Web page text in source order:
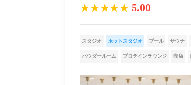
★★★★★ 5.00
スタジオ ホットスタジオ プール サウナ
パウダールーム プロテインラウンジ 売店